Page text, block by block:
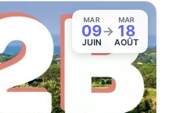
MAR
09
JUIN
→
MAR
18
AOÛT